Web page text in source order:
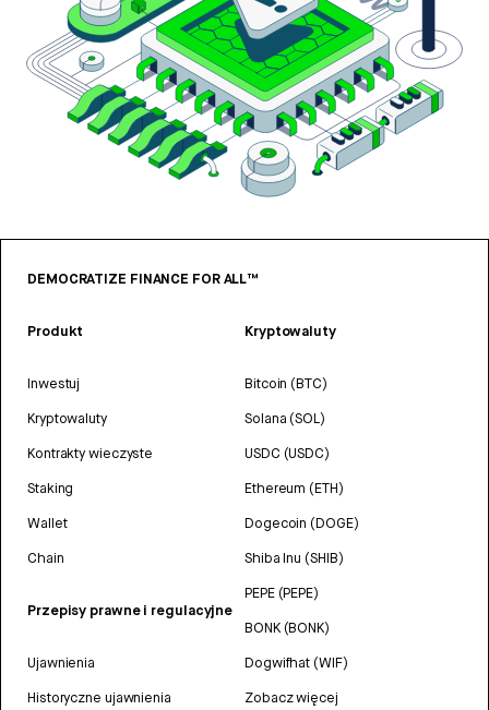
DEMOCRATIZE FINANCE FOR ALL™
Produkt
Inwestuj
Kryptowaluty
Kontrakty wieczyste
Staking
Wallet
Chain
Przepisy prawne i regulacyjne
Ujawnienia
Historyczne ujawnienia
Kryptowaluty
Bitcoin (BTC)
Solana (SOL)
USDC (USDC)
Ethereum (ETH)
Dogecoin (DOGE)
Shiba Inu (SHIB)
PEPE (PEPE)
BONK (BONK)
Dogwifhat (WIF)
Zobacz więcej